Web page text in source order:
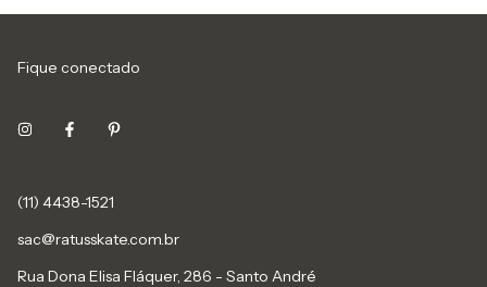
Fique conectado
(11) 4438-1521
sac@ratusskate.com.br
Rua Dona Elisa Fláquer, 286 - Santo André